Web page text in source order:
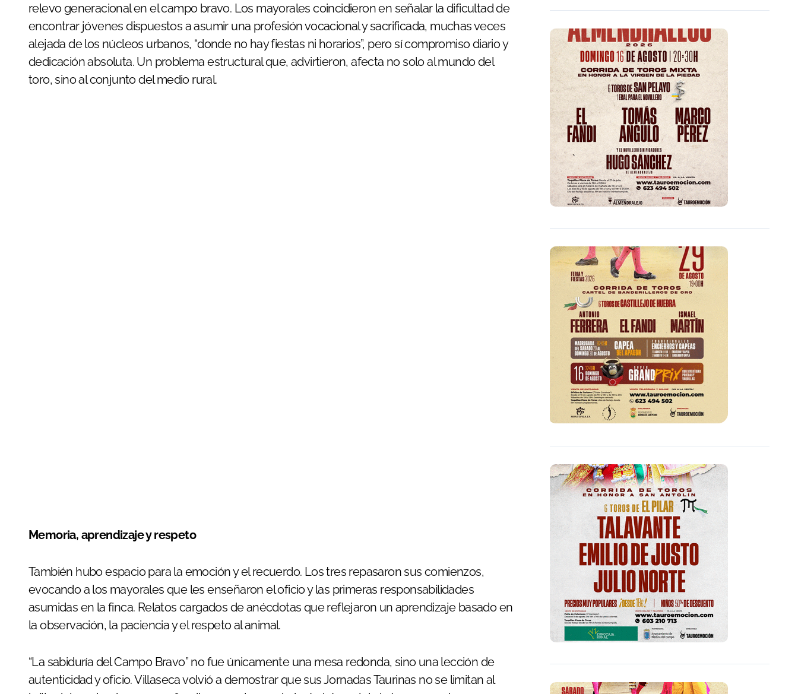
relevo generacional en el campo bravo. Los mayorales coincidieron en señalar la dificultad de
encontrar jóvenes dispuestos a asumir una profesión vocacional y sacrificada, muchas veces
alejada de los núcleos urbanos, “donde no hay fiestas ni horarios”, pero sí compromiso diario y
dedicación absoluta. Un problema estructural que, advirtieron, afecta no solo al mundo del
toro, sino al conjunto del medio rural.
Memoria, aprendizaje y respeto
También hubo espacio para la emoción y el recuerdo. Los tres repasaron sus comienzos,
evocando a los mayorales que les enseñaron el oficio y las primeras responsabilidades
asumidas en la finca. Relatos cargados de anécdotas que reflejaron un aprendizaje basado en
la observación, la paciencia y el respeto al animal.
“La sabiduría del Campo Bravo” no fue únicamente una mesa redonda, sino una lección de
autenticidad y oficio. Villaseca volvió a demostrar que sus Jornadas Taurinas no se limitan al